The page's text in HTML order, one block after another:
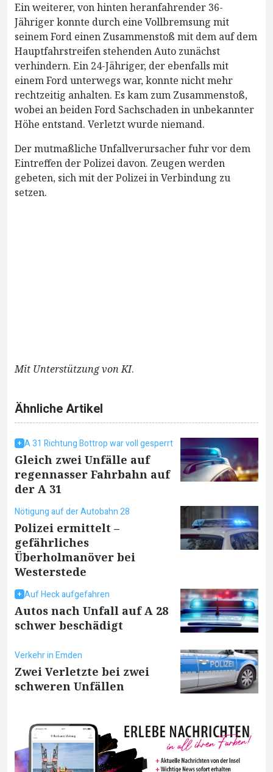
Ein weiterer, von hinten heranfahrender 36-
Jähriger konnte durch eine Vollbremsung mit
seinem Ford einen Zusammenstoß mit dem auf dem
Hauptfahrstreifen stehenden Auto zunächst
verhindern. Ein 24-Jähriger, der ebenfalls mit
einem Ford unterwegs war, konnte nicht mehr
rechtzeitig anhalten. Es kam zum Zusammenstoß,
wobei an beiden Ford Sachschaden in unbekannter
Höhe entstand. Verletzt wurde niemand.
Der mutmaßliche Unfallverursacher fuhr vor dem
Eintreffen der Polizei davon. Zeugen werden
gebeten, sich mit der Polizei in Verbindung zu
setzen.
Mit Unterstützung von KI.
Ähnliche Artikel
A 31 Richtung Bottrop war voll gesperrt
Gleich zwei Unfälle auf
regennasser Fahrbahn auf
der A 31
Nötigung auf der Autobahn 28
Polizei ermittelt –
gefährliches
Überholmanöver bei
Westerstede
Auf Heck aufgefahren
Autos nach Unfall auf A 28
schwer beschädigt
Verkehr in Emden
Zwei Verletzte bei zwei
schweren Unfällen